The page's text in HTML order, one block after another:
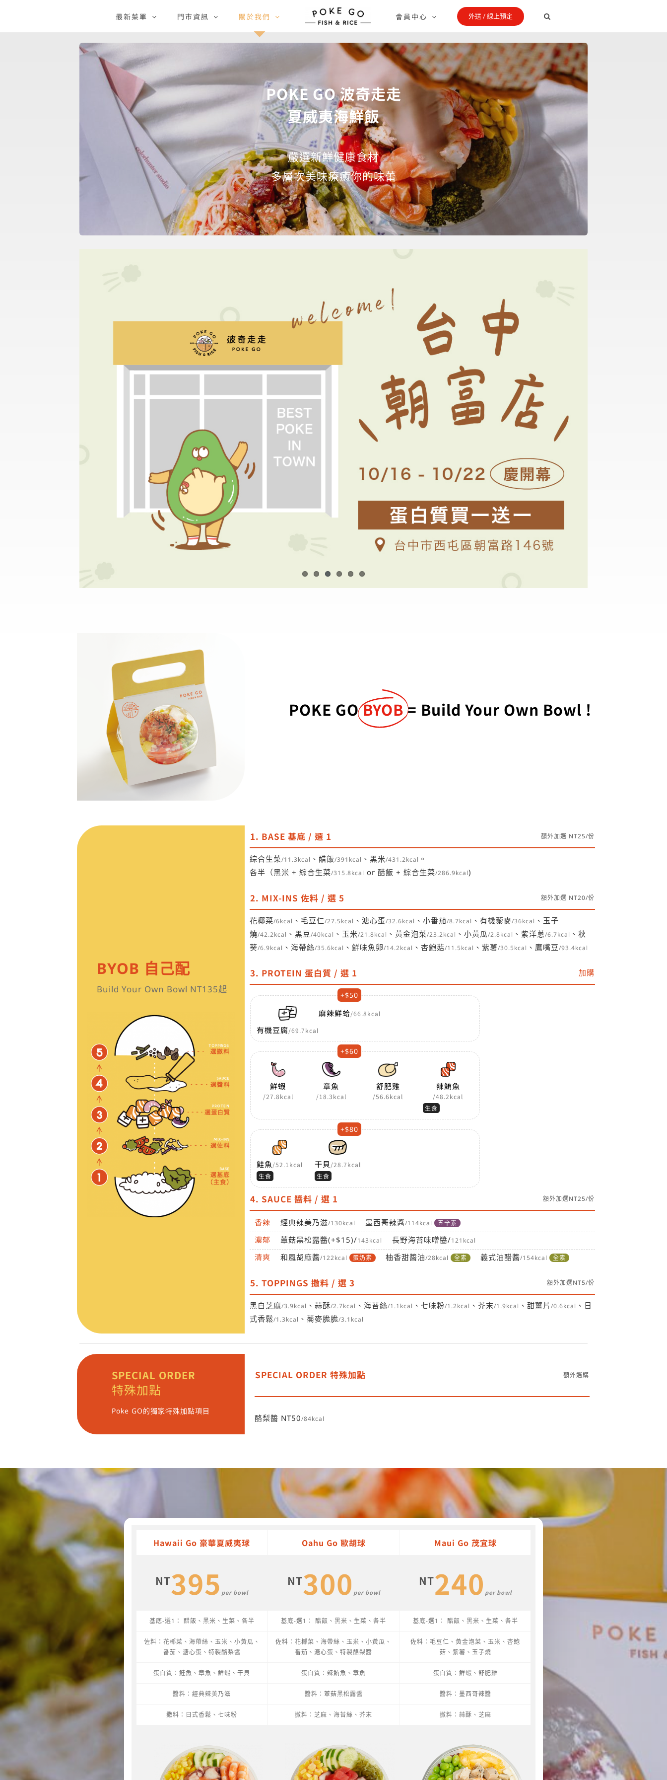
最新菜單 門市資訊 關於我們 會員中心 外送 / 線上預定
POKE GO 波奇走走
夏威夷海鮮飯
嚴選新鮮健康食材
多層次美味療癒你的味蕾
POKE GOBYOB = Build Your Own Bowl !
BYOB 自己配
Build Your Own Bowl NT135起
1. BASE 基底 / 選 1 額外加選 NT25/份
綜合生菜/11.3kcal 、醋飯/391kcal 、黑米/431.2kcal 。
各半（黑米 + 綜合生菜/315.8kcal or 醋飯 + 綜合生菜/286.9kcal)
2. MIX-INS 佐料 / 選 5 額外加選 NT20/份
花椰菜/6kcal 、毛豆仁/27.5kcal 、溏心蛋/32.6kcal 、小番茄/8.7kcal 、有機藜麥/36kcal 、玉子
燒/42.2kcal 、黑豆/40kcal 、玉米/21.8kcal 、黃金泡菜/23.2kcal 、小黃瓜/2.8kcal 、紫洋蔥/6.7kcal 、秋
葵/6.9kcal 、海帶絲/35.6kcal 、鮮味魚卵/14.2kcal 、杏鮑菇/11.5kcal 、紫薯/30.5kcal 、鷹嘴豆/93.4kcal
3. PROTEIN 蛋白質 / 選 1 加購
+$50
有機豆腐/69.7kcal
麻辣鮮蛤/66.8kcal
+$60
鮮蝦
/27.8kcal
章魚
/18.3kcal
舒肥雞
/56.6kcal
辣鮪魚
/48.2kcal
生食
+$80
鮭魚 /52.1kcal
生食
干貝 /28.7kcal
生食
4. SAUCE 醬料 / 選 1 額外加選NT25/份
香辣 經典辣美乃滋/130kcal 墨西哥辣醬/114kcal 五辛素
濃郁 蕈菇黑松露醬(+$15)/143kcal 長野海苔味噌醬/121kcal
清爽 和風胡麻醬/122kcal 蛋奶素 柚香甜醬油/28kcal 全素 義式油醋醬/154kcal 全素
5. TOPPINGS 撒料 / 選 3 額外加選NT5/份
黑白芝麻/3.9kcal 、蒜酥/2.7kcal 、海苔絲/1.1kcal 、七味粉/1.2kcal 、芥末/1.9kcal 、甜薑片 /0.6kcal 、日
式香鬆/1.3kcal 、蕎麥脆脆/3.1kcal
SPECIAL ORDER
特殊加點
Poke GO的獨家特殊加點項目
SPECIAL ORDER 特殊加點 額外選購
酪梨醬 NT50/84kcal
Hawaii Go 豪華夏威夷球
NT395 per bowl
基底-選1： 醋飯、黑米、生菜、各半
佐料：花椰菜、海帶絲、玉米、小黃瓜、
番茄、溏心蛋、特製酪梨醬
蛋白質：鮭魚、章魚、鮮蝦、干貝
醬料：經典辣美乃滋
撒料：日式香鬆、七味粉
Oahu Go 歐胡球
NT300 per bowl
基底-選1： 醋飯、黑米、生菜、各半
佐料：花椰菜、海帶絲、玉米、小黃瓜、
番茄、溏心蛋、特製酪梨醬
蛋白質：辣鮪魚、章魚
醬料：蕈菇黑松露醬
撒料：芝麻、海苔絲、芥末
Maui Go 茂宜球
NT240 per bowl
基底-選1： 醋飯、黑米、生菜、各半
佐料：毛豆仁、黃金泡菜、玉米、杏鮑
菇、紫薯、玉子燒
蛋白質：鮮蝦、舒肥雞
醬料：墨西哥辣醬
撒料：蒜酥、芝麻